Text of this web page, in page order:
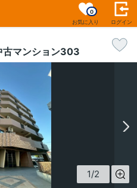
お気に入り
0
ログイン
古マンション303
1/2